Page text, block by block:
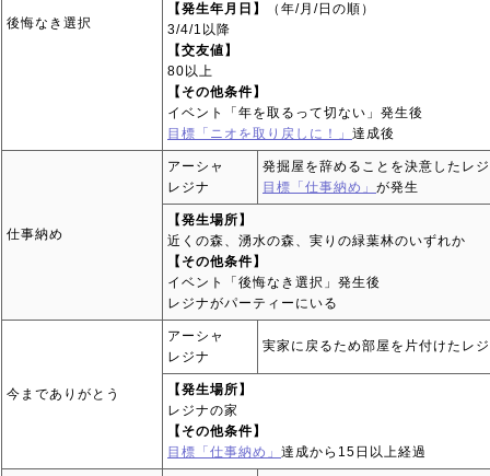
後悔なき選択
【発生年月日】
（年/月/日の順）
3/4/1以降
【交友値】
80以上
【その他条件】
イベント「年を取るって切ない」発生後
目標「ニオを取り戻しに！」 達成後
仕事納め
アーシャ
レジナ
発掘屋を辞めることを決意したレ
目標「仕事納め」 が発生
【発生場所】
近くの森、湧水の森、実りの緑葉林のいずれか
【その他条件】
イベント「後悔なき選択」発生後
レジナがパーティーにいる
今までありがとう
アーシャ
レジナ
実家に戻るため部屋を片付けたレ
【発生場所】
レジナの家
【その他条件】
目標「仕事納め」 達成から15日以上経過